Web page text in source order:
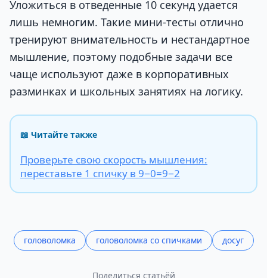
Уложиться в отведенные 10 секунд удается
лишь немногим. Такие мини-тесты отлично
тренируют внимательность и нестандартное
мышление, поэтому подобные задачи все
чаще используют даже в корпоративных
разминках и школьных занятиях на логику.
📖 Читайте также
Проверьте свою скорость мышления:
переставьте 1 спичку в 9−0=9−2
головоломка головоломка со спичками досуг
Поделиться статьёй